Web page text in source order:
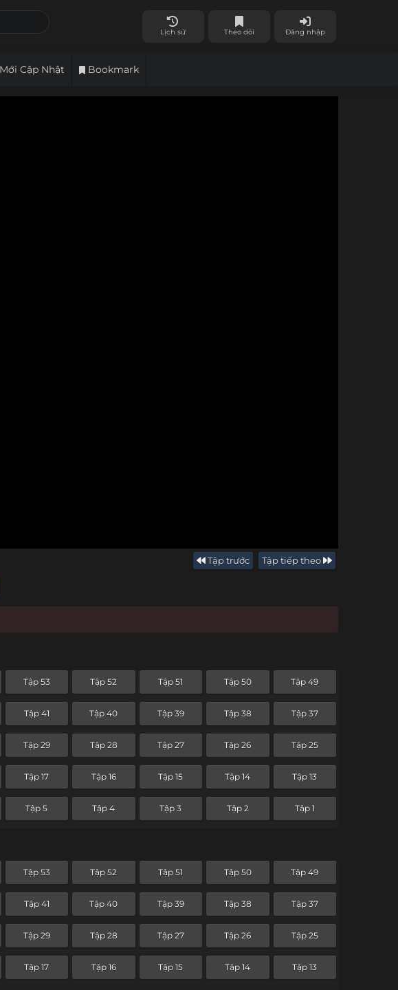
Lịch sử Theo dõi Đăng nhập
Mới Cập Nhật Bookmark
Tập trước Tập tiếp theo
Tập 53 Tập 52 Tập 51 Tập 50 Tập 49
Tập 41 Tập 40 Tập 39 Tập 38 Tập 37
Tập 29 Tập 28 Tập 27 Tập 26 Tập 25
Tập 17 Tập 16 Tập 15 Tập 14 Tập 13
Tập 5 Tập 4 Tập 3 Tập 2 Tập 1
Tập 53 Tập 52 Tập 51 Tập 50 Tập 49
Tập 41 Tập 40 Tập 39 Tập 38 Tập 37
Tập 29 Tập 28 Tập 27 Tập 26 Tập 25
Tập 17 Tập 16 Tập 15 Tập 14 Tập 13